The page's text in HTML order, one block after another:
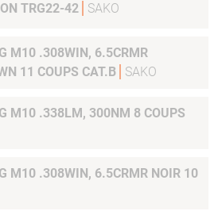
TRG22-42 SAKO
M10 .308WIN, 6.5CRMR
11 COUPS CAT.B
SAKO
.338LM, 300NM 8 COUPS
M10 .308WIN, 6.5CRMR NOIR 10